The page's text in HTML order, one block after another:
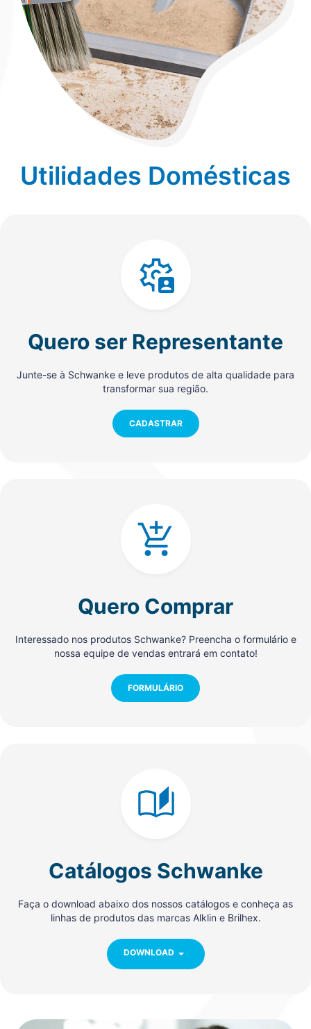
Utilidades Domésticas
Quero ser Representante
Junte-se à Schwanke e leve produtos de alta qualidade para
transformar sua região.
CADASTRAR
Quero Comprar
Interessado nos produtos Schwanke? Preencha o formulário e
nossa equipe de vendas entrará em contato!
FORMULÁRIO
Catálogos Schwanke
Faça o download abaixo dos nossos catálogos e conheça as
linhas de produtos das marcas Alklin e Brilhex.
DOWNLOAD